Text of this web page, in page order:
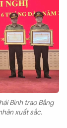
Bình trao Bằng
xuất sắc.